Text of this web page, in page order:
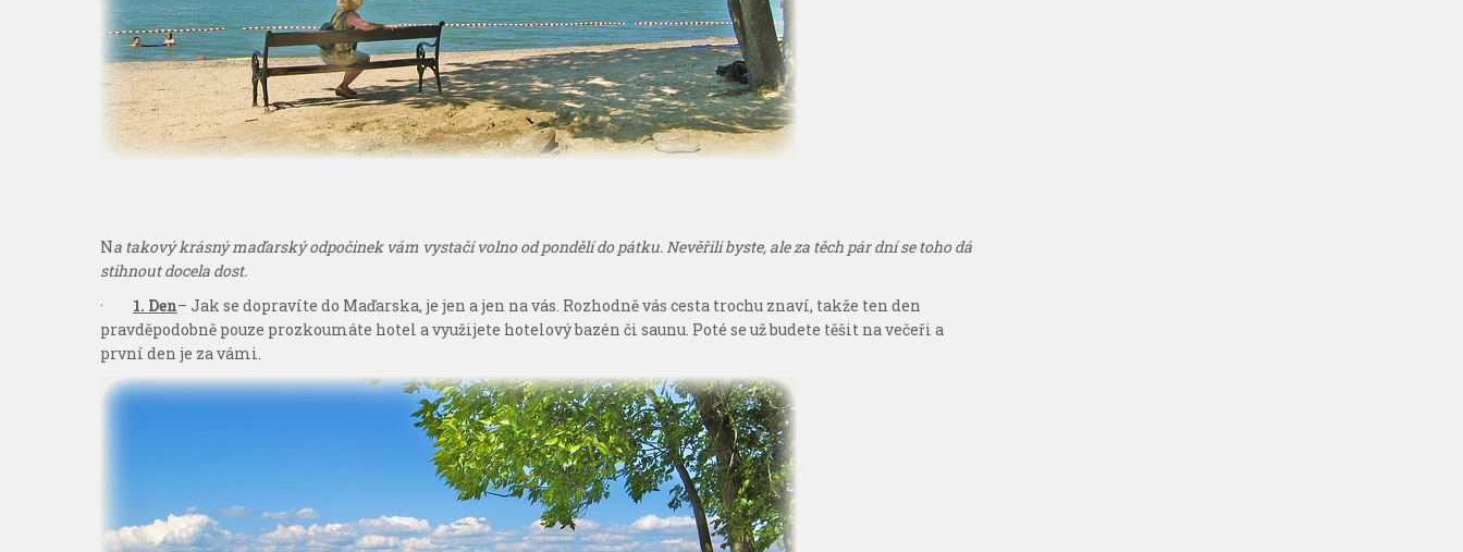
Na takový krásný maďarský odpočinek vám vystačí volno od pondělí do pátku. Nevěřili byste, ale za těch pár dní se toho dá
stihnout docela dost.
· 1. Den– Jak se dopravíte do Maďarska, je jen a jen na vás. Rozhodně vás cesta trochu znaví, takže ten den
pravděpodobně pouze prozkoumáte hotel a využijete hotelový bazén či saunu. Poté se už budete těšit na večeři a
první den je za vámi.